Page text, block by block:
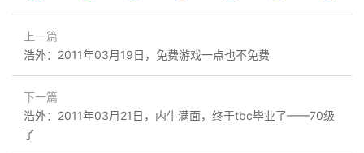
上一篇
浩外：2011年03月19日，免费游戏一点也不免费
下一篇
浩外：2011年03月21日，内牛满面，终于tbc毕业了——70级
了